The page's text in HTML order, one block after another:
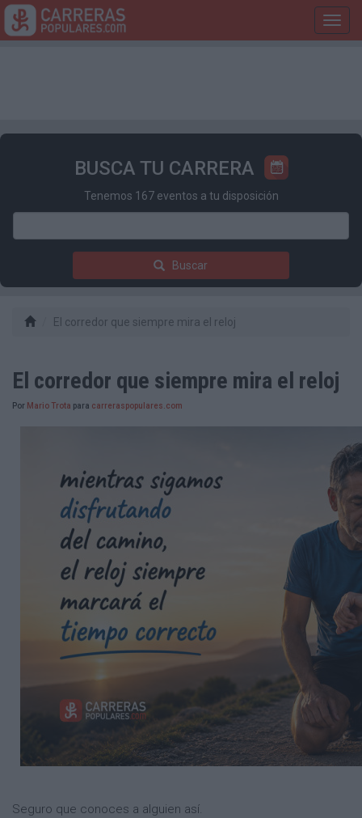
BUSCA TU CARRERA
Tenemos 167 eventos a tu disposición
Buscar
El corredor que siempre mira el reloj
El corredor que siempre mira el reloj
Por Mario Trota para carreraspopulares.com
Seguro que conoces a alguien así.